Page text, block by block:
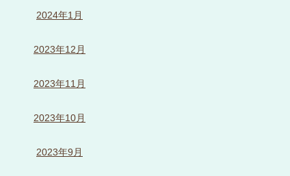
2024年1月
2023年12月
2023年11月
2023年10月
2023年9月